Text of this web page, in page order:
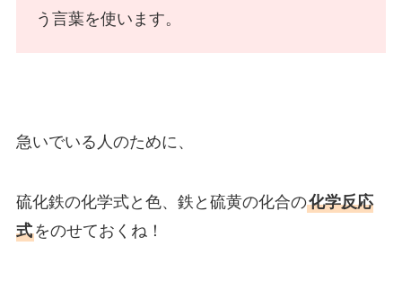
う言葉を使います。
急いでいる人のために、
硫化鉄の化学式と色、鉄と硫黄の化合の化学反応
式をのせておくね！